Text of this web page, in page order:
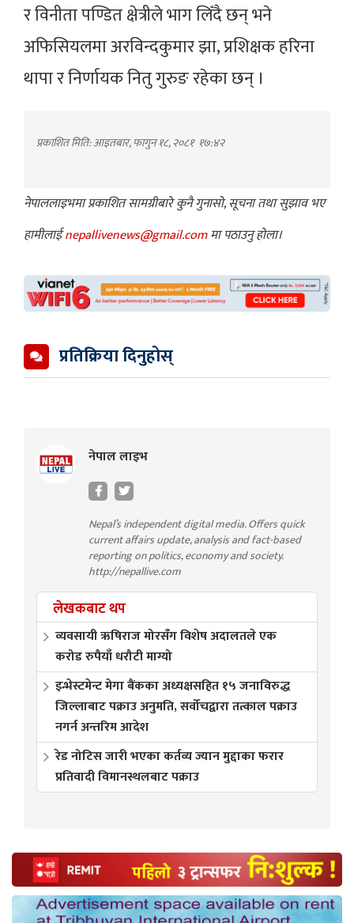
र विनीता पण्डित क्षेत्रीले भाग लिँदै छन् भने
अफिसियलमा अरविन्दकुमार झा, प्रशिक्षक हरिना
थापा र निर्णायक नितु गुरुङ रहेका छन् ।
प्रकाशित मिति: आइतबार, फागुन १८, २०८१ १७:४२
नेपाललाइभमा प्रकाशित सामग्रीबारे कुनै गुनासो, सूचना तथा सुझाव भए
हामीलाईnepallivenews@gmail.comमा पठाउनु होला।
प्रतिक्रिया दिनुहोस्
नेपाल लाइभ
Nepal’s independent digital media. Offers quick
current affairs update, analysis and fact-based
reporting on politics, economy and society.
http://nepallive.com
लेखकबाट थप
व्यवसायी ऋषिराज मोरसँग विशेष अदालतले एक
करोड रुपैयाँ धरौटी माग्यो
इन्भेस्टमेन्ट मेगा बैंकका अध्यक्षसहित १५ जनाविरुद्ध
जिल्लाबाट पक्राउ अनुमति, सर्वोचद्वारा तत्काल पक्राउ
नगर्न अन्तरिम आदेश
रेड नोटिस जारी भएका कर्तव्य ज्यान मुद्दाका फरार
प्रतिवादी विमानस्थलबाट पक्राउ